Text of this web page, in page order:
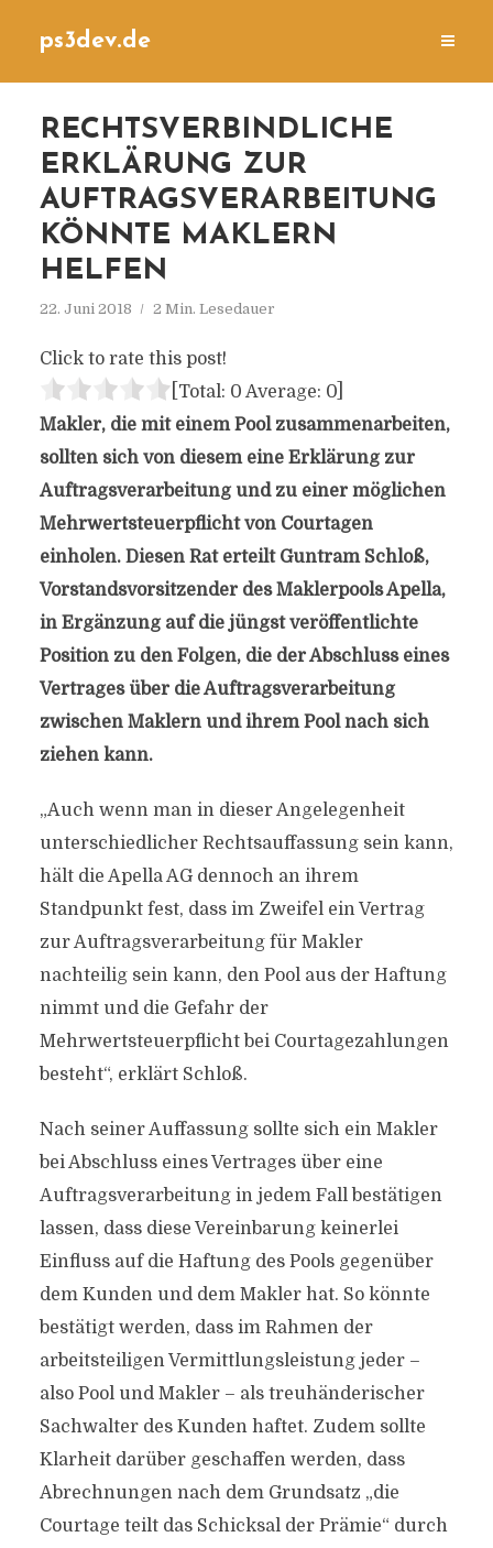
ps3dev.de
RECHTSVERBINDLICHE
ERKLÄRUNG ZUR
AUFTRAGSVERARBEITUNG
KÖNNTE MAKLERN
HELFEN
22. Juni 2018 2 Min. Lesedauer
Click to rate this post!
[Total: 0 Average: 0]
Makler, die mit einem Pool zusammenarbeiten,
sollten sich von diesem eine Erklärung zur
Auftragsverarbeitung und zu einer möglichen
Mehrwertsteuerpflicht von Courtagen
einholen. Diesen Rat erteilt Guntram Schloß,
Vorstandsvorsitzender des Maklerpools Apella,
in Ergänzung auf die jüngst veröffentlichte
Position zu den Folgen, die der Abschluss eines
Vertrages über die Auftragsverarbeitung
zwischen Maklern und ihrem Pool nach sich
ziehen kann.
„Auch wenn man in dieser Angelegenheit
unterschiedlicher Rechtsauffassung sein kann,
hält die Apella AG dennoch an ihrem
Standpunkt fest, dass im Zweifel ein Vertrag
zur Auftragsverarbeitung für Makler
nachteilig sein kann, den Pool aus der Haftung
nimmt und die Gefahr der
Mehrwertsteuerpflicht bei Courtagezahlungen
besteht“, erklärt Schloß.
Nach seiner Auffassung sollte sich ein Makler
bei Abschluss eines Vertrages über eine
Auftragsverarbeitung in jedem Fall bestätigen
lassen, dass diese Vereinbarung keinerlei
Einfluss auf die Haftung des Pools gegenüber
dem Kunden und dem Makler hat. So könnte
bestätigt werden, dass im Rahmen der
arbeitsteiligen Vermittlungsleistung jeder –
also Pool und Makler – als treuhänderischer
Sachwalter des Kunden haftet. Zudem sollte
Klarheit darüber geschaffen werden, dass
Abrechnungen nach dem Grundsatz „die
Courtage teilt das Schicksal der Prämie“ durch